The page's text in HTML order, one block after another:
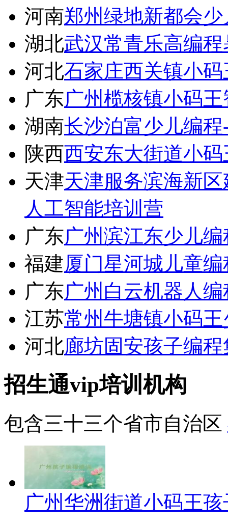
河南郑州绿地新都会
湖北武汉常青乐高编
河北石家庄西关镇小
广东广州榄核镇小码
湖南长沙泊富少儿编
陕西西安东大街道小
天津天津服务滨海新
人工智能培训营
广东广州滨江东少儿
福建厦门星河城儿童
广东广州白云机器人
江苏常州牛塘镇小码
河北廊坊固安孩子编
招生通vip培训机构
包含三十三个省市自治区
广州华洲街道小码王